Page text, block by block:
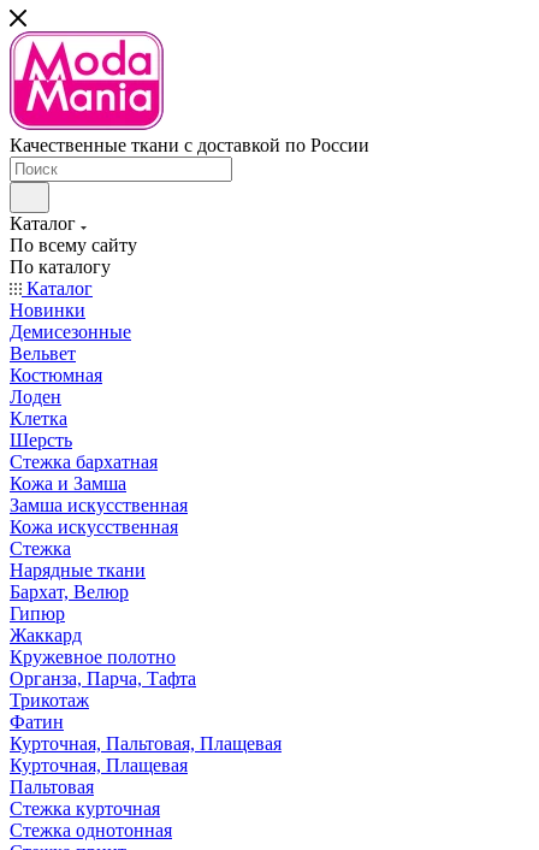
Качественные ткани с доставкой по России
Каталог
По всему сайту
По каталогу
Каталог
Новинки
Демисезонные
Вельвет
Костюмная
Лоден
Клетка
Шерсть
Стежка бархатная
Кожа и Замша
Замша искусственная
Кожа искусственная
Стежка
Нарядные ткани
Бархат, Велюр
Гипюр
Жаккард
Кружевное полотно
Органза, Парча, Тафта
Трикотаж
Фатин
Курточная, Пальтовая, Плащевая
Курточная, Плащевая
Пальтовая
Стежка курточная
Стежка однотонная